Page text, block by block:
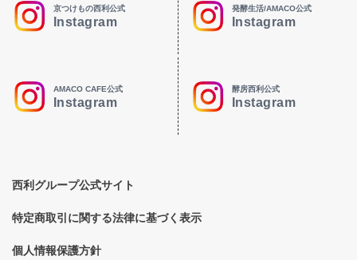
京つけもの西利公式
Instagram
発酵生活/AMACO公式
Instagram
AMACO CAFE公式
Instagram
酵房西利公式
Instagram
西利グループ公式サイト
特定商取引に関する法律に基づく表示
個人情報保護方針